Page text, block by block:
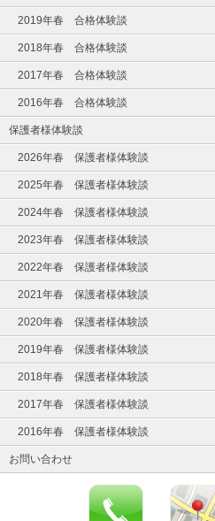
2019年春 合格体験談
2018年春 合格体験談
2017年春 合格体験談
2016年春 合格体験談
保護者様体験談
2026年春 保護者様体験談
2025年春 保護者様体験談
2024年春 保護者様体験談
2023年春 保護者様体験談
2022年春 保護者様体験談
2021年春 保護者様体験談
2020年春 保護者様体験談
2019年春 保護者様体験談
2018年春 保護者様体験談
2017年春 保護者様体験談
2016年春 保護者様体験談
お問い合わせ